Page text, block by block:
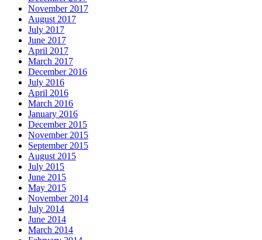
November 2017
August 2017
July 2017
June 2017
April 2017
March 2017
December 2016
July 2016
April 2016
March 2016
January 2016
December 2015
November 2015
September 2015
August 2015
July 2015
June 2015
May 2015
November 2014
July 2014
June 2014
March 2014